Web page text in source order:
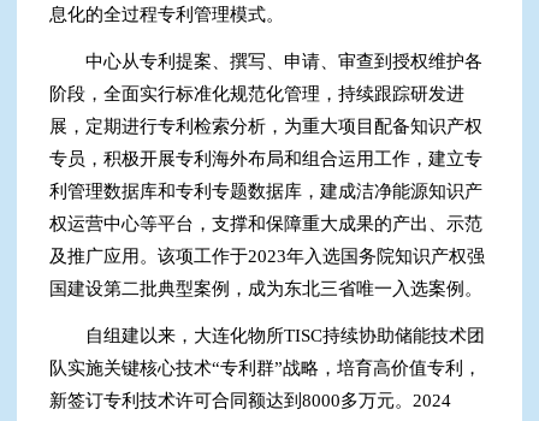
息化的全过程专利管理模式。
中心从专利提案、撰写、申请、审查到授权维护各
阶段，全面实行标准化规范化管理，持续跟踪研发进
展，定期进行专利检索分析，为重大项目配备知识产权
专员，积极开展专利海外布局和组合运用工作，建立专
利管理数据库和专利专题数据库，建成洁净能源知识产
权运营中心等平台，支撑和保障重大成果的产出、示范
及推广应用。该项工作于2023年入选国务院知识产权强
国建设第二批典型案例，成为东北三省唯一入选案例。
自组建以来，大连化物所TISC持续协助储能技术团
队实施关键核心技术“专利群”战略，培育高价值专利，
新签订专利技术许可合同额达到8000多万元。2024